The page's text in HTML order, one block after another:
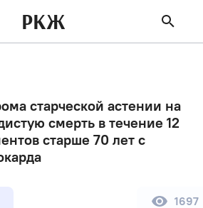
РКЖ
старческой астении на
смерть в течение 12
старше 70 лет с
1697